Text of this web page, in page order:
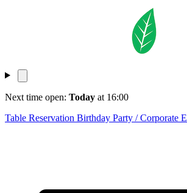
Next time open: Today at 16:00
Table Reservation Birthday Party / Corporate